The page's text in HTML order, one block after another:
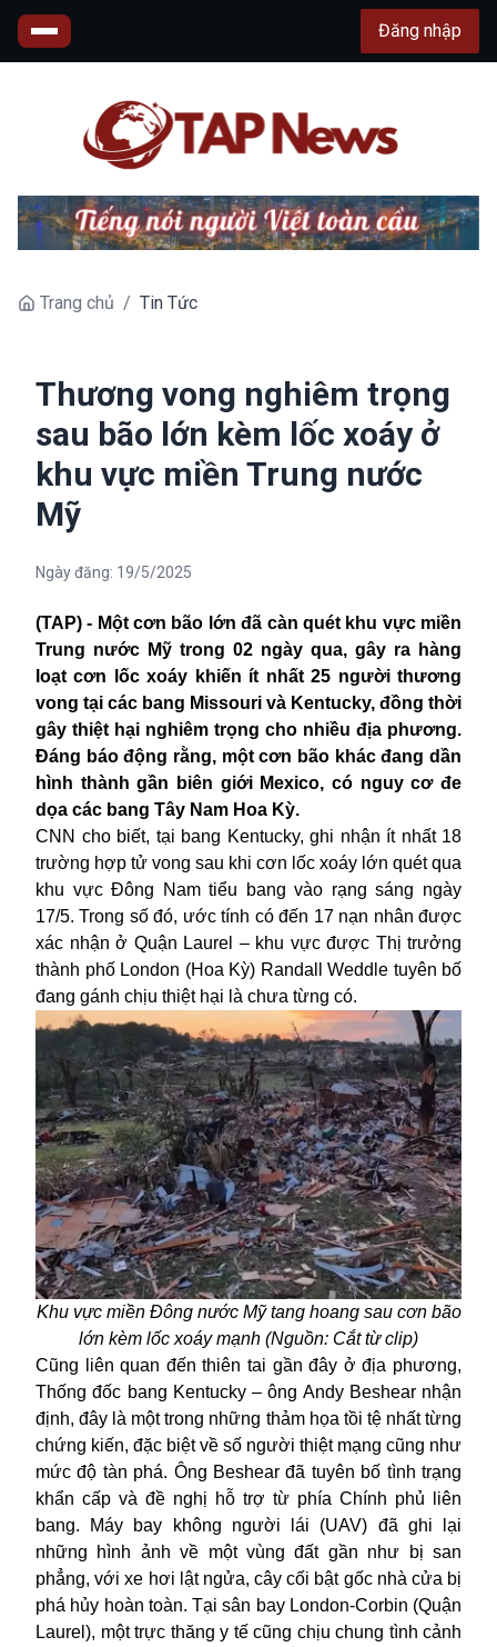
Đăng nhập
Trang chủ / Tin Tức
Thương vong nghiêm trọng
sau bão lớn kèm lốc xoáy ở
khu vực miền Trung nước
Mỹ
Ngày đăng: 19/5/2025
(TAP) - Một cơn bão lớn đã càn quét khu vực miền
Trung nước Mỹ trong 02 ngày qua, gây ra hàng
loạt cơn lốc xoáy khiến ít nhất 25 người thương
vong tại các bang Missouri và Kentucky, đồng thời
gây thiệt hại nghiêm trọng cho nhiều địa phương.
Đáng báo động rằng, một cơn bão khác đang dần
hình thành gần biên giới Mexico, có nguy cơ đe
dọa các bang Tây Nam Hoa Kỳ.
CNN cho biết, tại bang Kentucky, ghi nhận ít nhất 18
trường hợp tử vong sau khi cơn lốc xoáy lớn quét qua
khu vực Đông Nam tiểu bang vào rạng sáng ngày
17/5. Trong số đó, ước tính có đến 17 nạn nhân được
xác nhận ở Quận Laurel – khu vực được Thị trưởng
thành phố London (Hoa Kỳ) Randall Weddle tuyên bố
đang gánh chịu thiệt hại là chưa từng có.
Khu vực miền Đông nước Mỹ tang hoang sau cơn bão
lớn kèm lốc xoáy mạnh (Nguồn: Cắt từ clip)
Cũng liên quan đến thiên tai gần đây ở địa phương,
Thống đốc bang Kentucky – ông Andy Beshear nhận
định, đây là một trong những thảm họa tồi tệ nhất từng
chứng kiến, đặc biệt về số người thiệt mạng cũng như
mức độ tàn phá. Ông Beshear đã tuyên bố tình trạng
khẩn cấp và đề nghị hỗ trợ từ phía Chính phủ liên
bang. Máy bay không người lái (UAV) đã ghi lại
những hình ảnh về một vùng đất gần như bị san
phẳng, với xe hơi lật ngửa, cây cối bật gốc nhà cửa bị
phá hủy hoàn toàn. Tại sân bay London-Corbin (Quận
Laurel), một trực thăng y tế cũng chịu chung tình cảnh